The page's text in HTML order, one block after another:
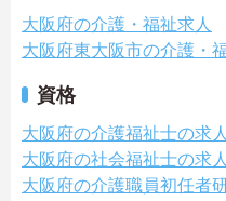
大阪府の介護・福祉求人
大阪府東大阪市の介護・
資格
大阪府の介護福祉士の求人
大阪府の社会福祉士の求人
大阪府の介護職員初任者